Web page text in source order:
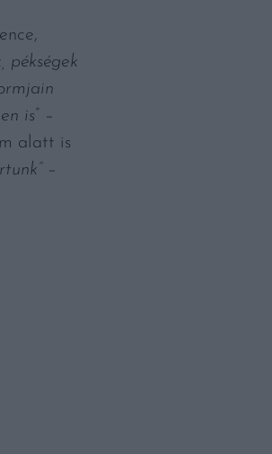
pékségek
is” –
alatt is
–